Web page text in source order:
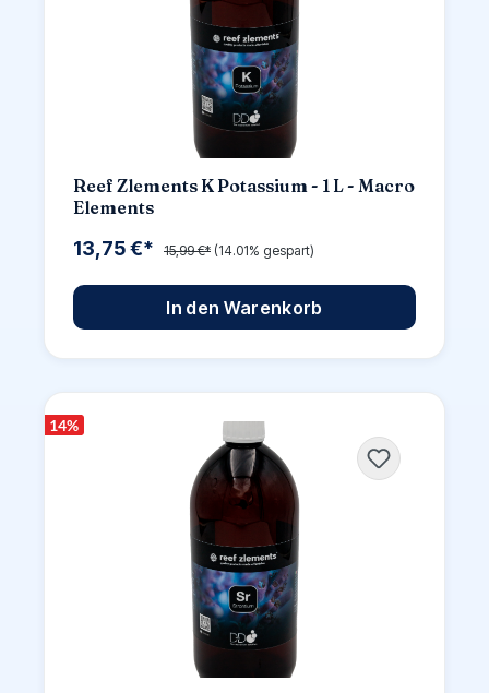
Reef Zlements K Potassium - 1 L - Macro
Elements
13,75 €* 15,99 €* (14.01% gespart)
In den Warenkorb
14%